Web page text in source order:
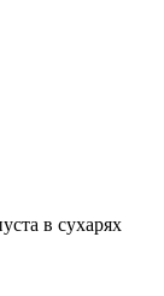
в сухарях